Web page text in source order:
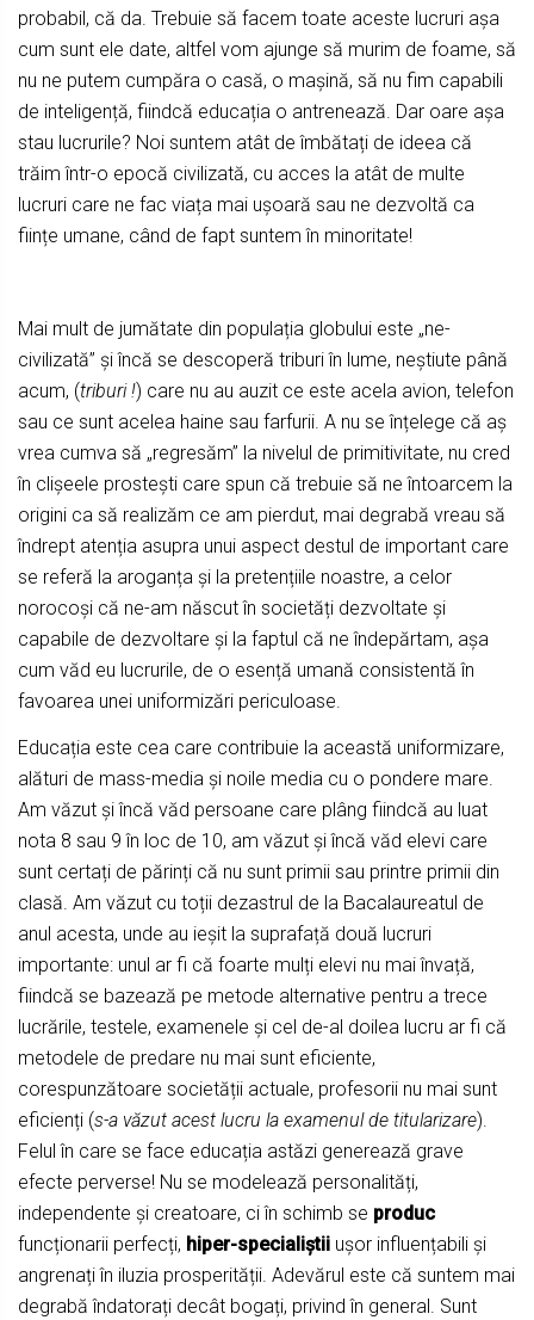
probabil, că da. Trebuie să facem toate aceste lucruri așa
cum sunt ele date, altfel vom ajunge să murim de foame, să
nu ne putem cumpăra o casă, o mașină, să nu fim capabili
de inteligență, fiindcă educația o antrenează. Dar oare așa
stau lucrurile? Noi suntem atât de îmbătați de ideea că
trăim într-o epocă civilizată, cu acces la atât de multe
lucruri care ne fac viața mai ușoară sau ne dezvoltă ca
ființe umane, când de fapt suntem în minoritate!
Mai mult de jumătate din populația globului este „ne-
civilizată” și încă se descoperă triburi în lume, neștiute până
acum, (triburi !) care nu au auzit ce este acela avion, telefon
sau ce sunt acelea haine sau farfurii. A nu se înțelege că aș
vrea cumva să „regresăm” la nivelul de primitivitate, nu cred
în clișeele prostești care spun că trebuie să ne întoarcem la
origini ca să realizăm ce am pierdut, mai degrabă vreau să
îndrept atenția asupra unui aspect destul de important care
se referă la aroganța și la pretențiile noastre, a celor
norocoși că ne-am născut în societăți dezvoltate și
capabile de dezvoltare și la faptul că ne îndepărtam, așa
cum văd eu lucrurile, de o esență umană consistentă în
favoarea unei uniformizări periculoase.
Educația este cea care contribuie la această uniformizare,
alături de mass-media și noile media cu o pondere mare.
Am văzut și încă văd persoane care plâng fiindcă au luat
nota 8 sau 9 în loc de 10, am văzut și încă văd elevi care
sunt certați de părinți că nu sunt primii sau printre primii din
clasă. Am văzut cu toții dezastrul de la Bacalaureatul de
anul acesta, unde au ieșit la suprafață două lucruri
importante: unul ar fi că foarte mulți elevi nu mai învață,
fiindcă se bazează pe metode alternative pentru a trece
lucrările, testele, examenele și cel de-al doilea lucru ar fi că
metodele de predare nu mai sunt eficiente,
corespunzătoare societății actuale, profesorii nu mai sunt
eficienți (s-a văzut acest lucru la examenul de titularizare).
Felul în care se face educația astăzi generează grave
efecte perverse! Nu se modelează personalități,
independente și creatoare, ci în schimb se produc
funcționarii perfecți, hiper-specialiștii ușor influențabili și
angrenați în iluzia prosperității. Adevărul este că suntem mai
degrabă îndatorați decât bogați, privind în general. Sunt